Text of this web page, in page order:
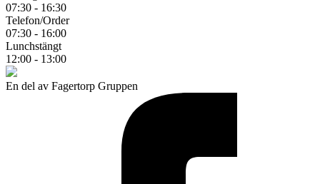
07:30 - 16:30
Telefon/Order
07:30 - 16:00
Lunchstängt
12:00 - 13:00
En del av Fagertorp Gruppen